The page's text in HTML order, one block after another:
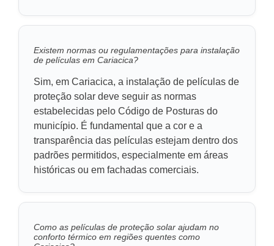
Existem normas ou regulamentações para instalação
de películas em Cariacica?
Sim, em Cariacica, a instalação de películas de
proteção solar deve seguir as normas
estabelecidas pelo Código de Posturas do
município. É fundamental que a cor e a
transparência das películas estejam dentro dos
padrões permitidos, especialmente em áreas
históricas ou em fachadas comerciais.
Como as películas de proteção solar ajudam no
conforto térmico em regiões quentes como